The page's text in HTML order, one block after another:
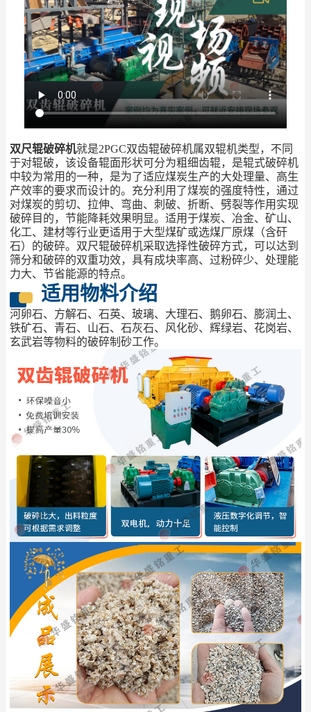
双尺辊破碎机就是2PGC双齿辊破碎机属双辊机类型，不同
于对辊破，该设备辊面形状可分为粗细齿辊，是辊式破碎机
中较为常用的一种，是为了适应煤炭生产的大处理量、高生
产效率的要求而设计的。充分利用了煤炭的强度特性，通过
对煤炭的剪切、拉伸、弯曲、刺破、折断、劈裂等作用实现
破碎目的，节能降耗效果明显。适用于煤炭、冶金、矿山、
化工、建材等行业更适用于大型煤矿或选煤厂原煤（含矸
石）的破碎。双尺辊破碎机采取选择性破碎方式，可以达到
筛分和破碎的双重功效，具有成块率高、过粉碎少、处理能
力大、节省能源的特点。
适用物料介绍
河卵石、方解石、石英、玻璃、大理石、鹅卵石、膨润土、
铁矿石、青石、山石、石灰石、风化砂、辉绿岩、花岗岩、
玄武岩等物料的破碎制砂工作。